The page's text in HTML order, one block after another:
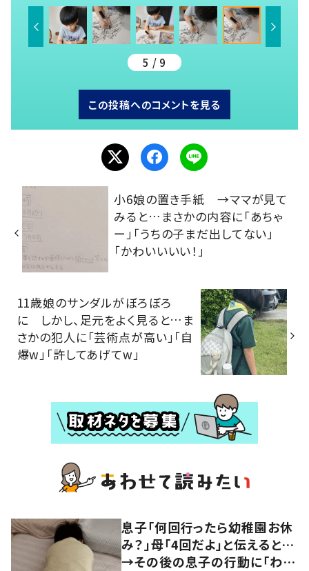
5 / 9
この投稿へのコメントを見る
小6娘の置き手紙 →ママが見て
みると…まさかの内容に「あちゃ
ー」「うちの子まだ出してない」
「かわいいいい！」
11歳娘のサンダルがぼろぼろ
に しかし、足元をよく見ると…ま
さかの犯人に「芸術点が高い」「自
爆w」「許してあげてw」
息子「何回行ったら幼稚園お休
み？」母「4回だよ」と伝えると…
→その後の息子の行動に「わか